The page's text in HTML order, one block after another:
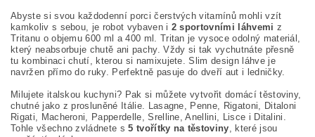
Abyste si svou každodenní porci čerstvých vitamínů mohli vzít
kamkoliv s sebou, je robot vybaven i 2 sportovními láhvemi z
Tritanu o objemu 600 ml a 400 ml. Tritan je vysoce odolný materiál,
který neabsorbuje chutě ani pachy. Vždy si tak vychutnáte přesně
tu kombinaci chutí, kterou si namixujete. Slim design láhve je
navržen přímo do ruky. Perfektně pasuje do dveří aut i ledničky.
Milujete italskou kuchyni? Pak si můžete vytvořit domácí těstoviny,
chutné jako z prosluněné Itálie. Lasagne, Penne, Rigatoni, Ditaloni
Rigati, Macheroni, Papperdelle, Srelline, Anellini, Lisce i Ditalini.
Tohle všechno zvládnete s5 tvořítky na těstoviny, které jsou